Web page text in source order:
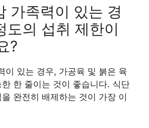
가족력이 있는 경
도의 섭취 제한이
?
이 있는 경우, 가공육 및 붉은 육
한 줄이는 것이 좋습니다. 식단
완전히 배제하는 것이 가장 이